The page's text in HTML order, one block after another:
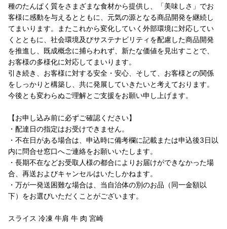
種のたんぱく質をさまざまな食材から提供し、「美味しさ」でお
客様に感動を与えるとともに、元気の源となる商品開発を継続し
てまいります。またこれから変化していく外部環境に対応してい
くとともに、社会環境及びサステナビリティを配慮した商品開発
を推進し、既成概念に捕らわれず、新たな価値を見出すことで、
お客様の多様化に対応してまいります。
引き続き、お客様に対する安全・安心、そして、お客様との関係
をしっかりと構築し、共に発展していきたいと考えております。
今後とも変わらぬご理解とご支援をお願い申し上げます。
【お申し込み前に必ずご確認ください】
・配達日の指定はお受けできません。
・不在日がある場合は、申込時に備考欄に記載または申込後3日以
内に問合せ窓口へご連絡をお願いいたします。
・長期不在などお受取人様の都合によりお届けができなかった場
合、再送およびキャンセルはいたしかねます。
・万が一発送困難な場合は、当自治体の別のお品（同一金額以
下）をお選びいただくことがございます。
スライス 冷凍 牛肩 牛 肉 宮崎